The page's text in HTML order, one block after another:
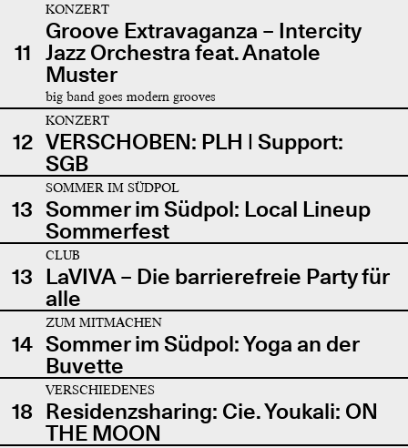
11
KONZERT
Groove Extravaganza – Intercity
Jazz Orchestra feat. Anatole
Muster
big band goes modern grooves
12
KONZERT
VERSCHOBEN: PLH | Support:
SGB
13
SOMMER IM SÜDPOL
Sommer im Südpol: Local Lineup
Sommerfest
13
CLUB
LaVIVA – Die barrierefreie Party für
alle
14
ZUM MITMACHEN
Sommer im Südpol: Yoga an der
Buvette
18
VERSCHIEDENES
Residenzsharing: Cie. Youkali: ON
THE MOON